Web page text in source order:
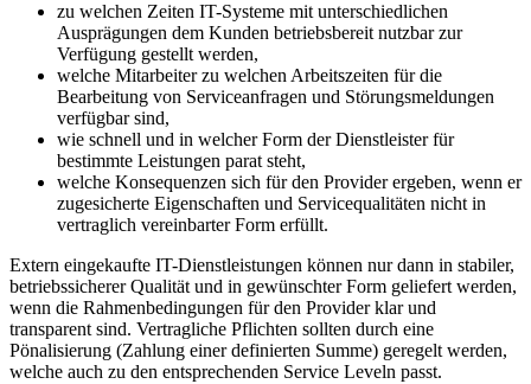
zu welchen Zeiten IT-Systeme mit unterschiedlichen
Ausprägungen dem Kunden betriebsbereit nutzbar zur
Verfügung gestellt werden,
welche Mitarbeiter zu welchen Arbeitszeiten für die
Bearbeitung von Serviceanfragen und Störungsmeldungen
verfügbar sind,
wie schnell und in welcher Form der Dienstleister für
bestimmte Leistungen parat steht,
welche Konsequenzen sich für den Provider ergeben, wenn er
zugesicherte Eigenschaften und Servicequalitäten nicht in
vertraglich vereinbarter Form erfüllt.
Extern eingekaufte IT-Dienstleistungen können nur dann in stabiler,
betriebssicherer Qualität und in gewünschter Form geliefert werden,
wenn die Rahmenbedingungen für den Provider klar und
transparent sind. Vertragliche Pflichten sollten durch eine
Pönalisierung (Zahlung einer definierten Summe) geregelt werden,
welche auch zu den entsprechenden Service Leveln passt.